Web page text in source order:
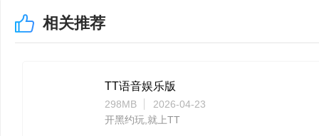
相关推荐
TT语音娱乐版
298MB
2026-04-23
开黑约玩,就上TT